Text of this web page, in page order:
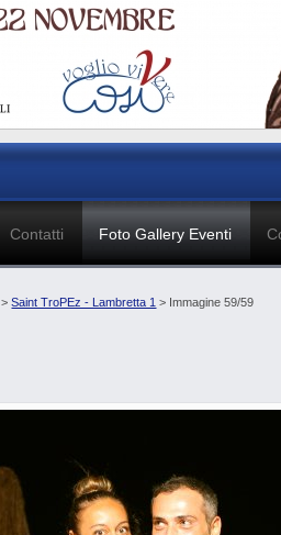
Contatti Foto Gallery Eventi
>Saint TroPEz - Lambretta 1 > Immagine 59/59